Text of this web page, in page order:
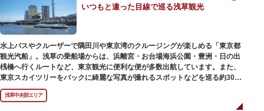
動物園としても知られるようになりました。戦後は遊園地として再開し、温
かさと懐かしさを併せ持つレトロなアトラクションや雰囲気で人気のスポッ
トとなっています。幼児（0歳～4歳）は入園とのりもの料が無料で、年齢や
身長制限の無いアトラクションもあり、子どもの遊園地デビューにもぴった
りです。
いつもと違った目線で巡る浅草観光
水上バスやクルーザーで隅田川や東京湾のクルージングが楽しめる「東京都
観光汽船」。浅草の乗船場からは、浜離宮・お台場海浜公園・豊洲・日の出
桟橋へ行くルートなど、東京観光に便利な便が多数出航しています。また、
東京スカイツリーをバックに綺麗な写真が撮れるスポットなどを巡る約30分
の「浅草周遊コース」も。初日の出やお花見、隅田川花火大会、クリスマス
などのイベント時は、いつもと違う目線から東京の景色を堪能できるイベン
浅草中央部エリア